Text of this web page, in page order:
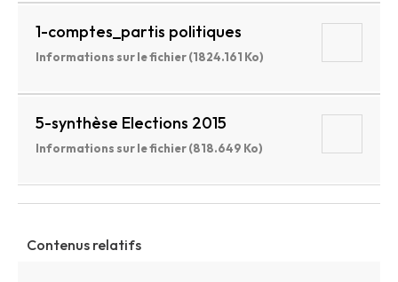
1-comptes_partis politiques
Informations sur le fichier (1824.161 Ko)
5-synthèse Elections 2015
Informations sur le fichier (818.649 Ko)
Contenus relatifs